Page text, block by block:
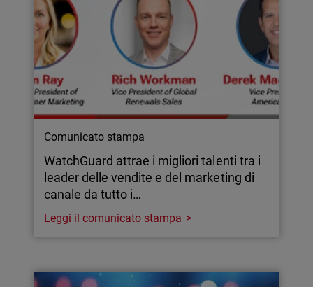
Comunicato stampa
WatchGuard attrae i migliori talenti tra i
leader delle vendite e del marketing di
canale da tutto i…
Leggi il comunicato stampa